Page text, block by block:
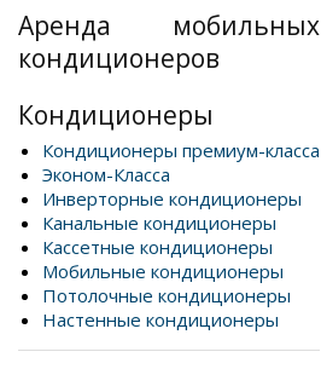
Аренда мобильных
кондиционеров
Кондиционеры
Кондиционеры премиум-класса
Эконом-Класса
Инверторные кондиционеры
Канальные кондиционеры
Кассетные кондиционеры
Мобильные кондиционеры
Потолочные кондиционеры
Настенные кондиционеры